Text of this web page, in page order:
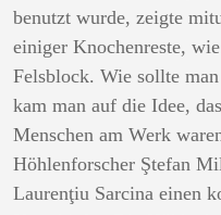
benutzt wurde, zeigte
einiger Knochenreste,
Felsblock. Wie sollte
kam man auf die Idee,
Menschen am Werk
Höhlenforscher Ştefan
Laurenţiu Sarcina einen